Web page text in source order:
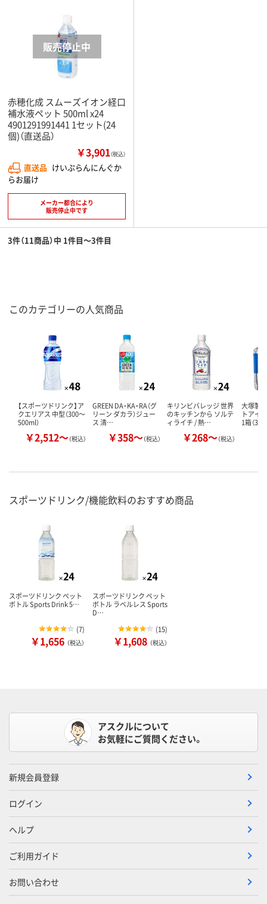
赤穂化成 スムーズイオン経口
補水液ペット 500ml x24
4901291991441 1セット(24
個)（直送品）
￥3,901（税込）
直送品 けいぷらんにんぐか
らお届け
メーカー都合により
販売停止中です
3件（11商品）中 1件目～3件目
このカテゴリーの人気商品
【スポーツドリンク】ア
クエリアス 中型（300～
500ml）
￥2,512～（税込）
GREEN DA・KA・RA（グ
リーン ダカラ）ジュー
ス 清…
￥358～（税込）
キリンビバレッジ 世界
のキッチンから ソルテ
ィライチ / 熱…
￥268～（税込）
大塚製
トアイ
1箱（
スポーツドリンク/機能飲料のおすすめ商品
スポーツドリンク ペット
ボトル Sports Drink 5…
(7)
￥1,656 （税込）
スポーツドリンク ペット
ボトル ラベルレス Sports
D…
(15)
￥1,608 （税込）
アスクルについて
お気軽にご質問ください。
新規会員登録
ログイン
ヘルプ
ご利用ガイド
お問い合わせ